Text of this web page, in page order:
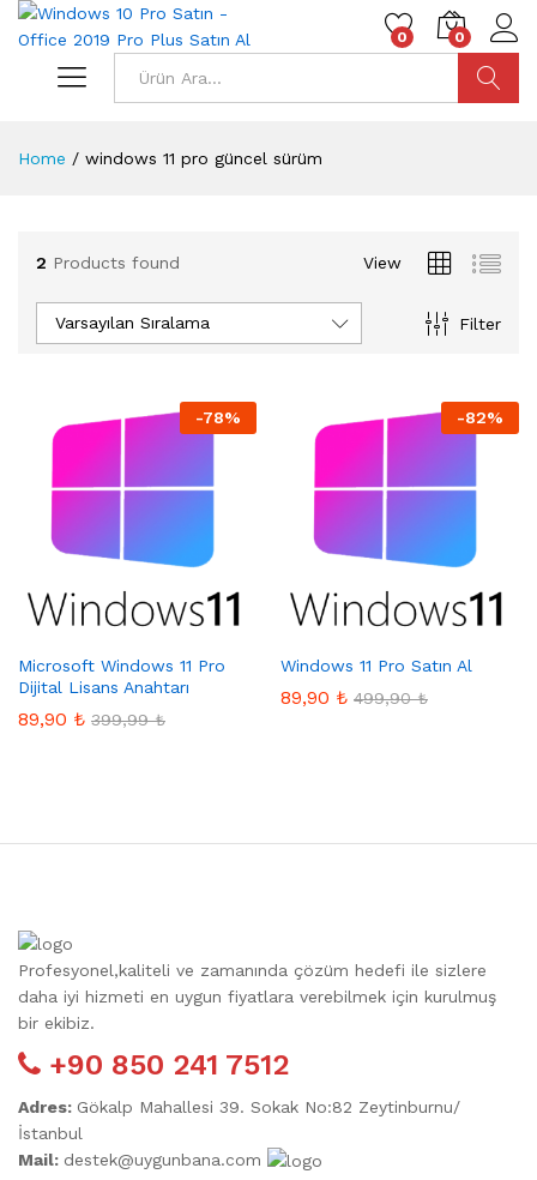
0 0
Home / windows 11 pro güncel sürüm
2 Products found View
Filter
Varsayılan Sıralama
-78%
Microsoft Windows 11 Pro
Dijital Lisans Anahtarı
89,90 ₺ 399,99₺
-82%
Windows 11 Pro Satın Al
89,90 ₺ 499,90₺
Profesyonel,kaliteli ve zamanında çözüm hedefi ile sizlere
daha iyi hizmeti en uygun fiyatlara verebilmek için kurulmuş
bir ekibiz.
+90 850 241 7512
Adres: Gökalp Mahallesi 39. Sokak No:82 Zeytinburnu/
İstanbul
Mail: destek@uygunbana.com